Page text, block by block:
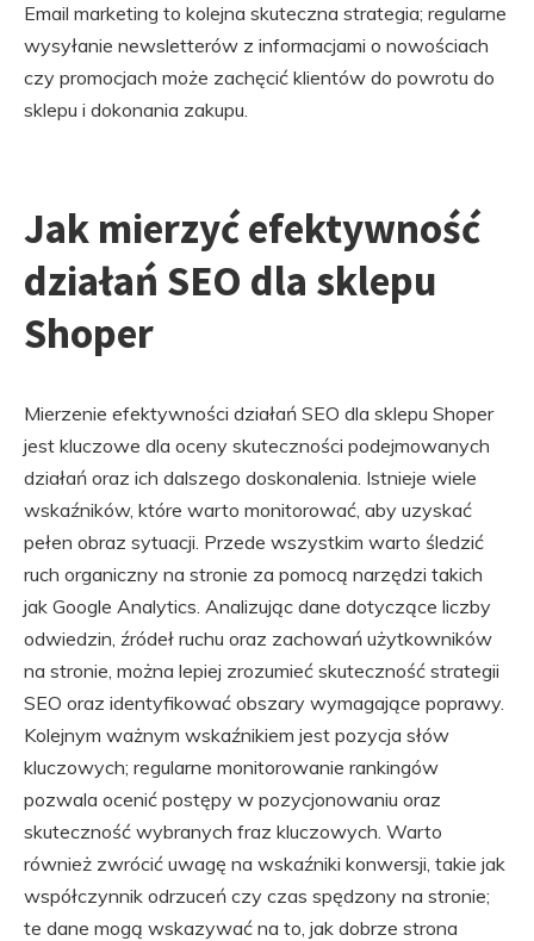
Email marketing to kolejna skuteczna strategia; regularne
wysyłanie newsletterów z informacjami o nowościach
czy promocjach może zachęcić klientów do powrotu do
sklepu i dokonania zakupu.
Jak mierzyć efektywność
działań SEO dla sklepu
Shoper
Mierzenie efektywności działań SEO dla sklepu Shoper
jest kluczowe dla oceny skuteczności podejmowanych
działań oraz ich dalszego doskonalenia. Istnieje wiele
wskaźników, które warto monitorować, aby uzyskać
pełen obraz sytuacji. Przede wszystkim warto śledzić
ruch organiczny na stronie za pomocą narzędzi takich
jak Google Analytics. Analizując dane dotyczące liczby
odwiedzin, źródeł ruchu oraz zachowań użytkowników
na stronie, można lepiej zrozumieć skuteczność strategii
SEO oraz identyfikować obszary wymagające poprawy.
Kolejnym ważnym wskaźnikiem jest pozycja słów
kluczowych; regularne monitorowanie rankingów
pozwala ocenić postępy w pozycjonowaniu oraz
skuteczność wybranych fraz kluczowych. Warto
również zwrócić uwagę na wskaźniki konwersji, takie jak
współczynnik odrzuceń czy czas spędzony na stronie;
te dane mogą wskazywać na to, jak dobrze strona